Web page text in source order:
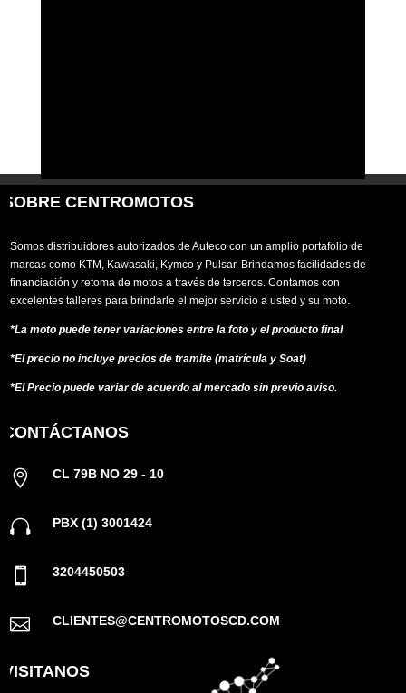
SOBRE CENTROMOTOS
Somos distribuidores autorizados de Auteco con un amplio portafolio de
marcas como KTM, Kawasaki, Kymco y Pulsar. Brindamos facilidades de
financiación y retoma de motos a través de terceros. Contamos con
excelentes talleres para brindarle el mejor servicio a usted y su moto.
*La moto puede tener variaciones entre la foto y el producto final
*El precio no incluye precios de tramite (matrícula y Soat)
*El Precio puede variar de acuerdo al mercado sin previo aviso.
CONTÁCTANOS
 CL 79B NO 29 - 10
 PBX (1) 3001424
 3204450503
 CLIENTES@CENTROMOTOSCD.COM
VISITANOS